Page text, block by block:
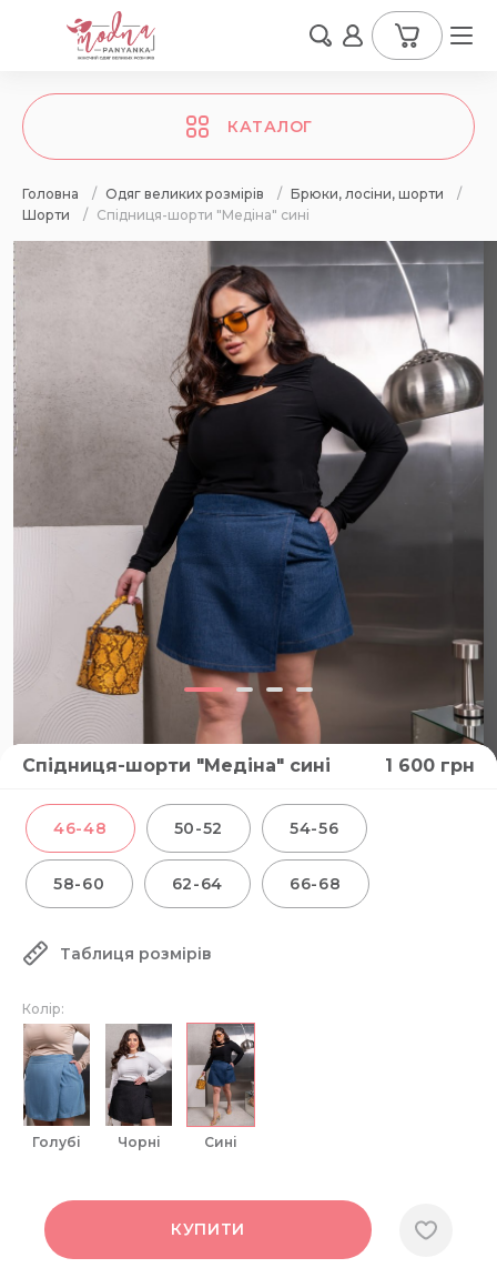
КАТАЛОГ
Головна / Одяг великих розмірів / Брюки, лосіни, шорти
/
Шорти
/ Спідниця-шорти "Медіна" сині
Спідниця-шорти "Медіна" сині 1 600 грн
46-48 50-52 54-56
58-60 62-64 66-68
Таблиця розмірів
Колір:
голубі чорні сині
КУПИТИ